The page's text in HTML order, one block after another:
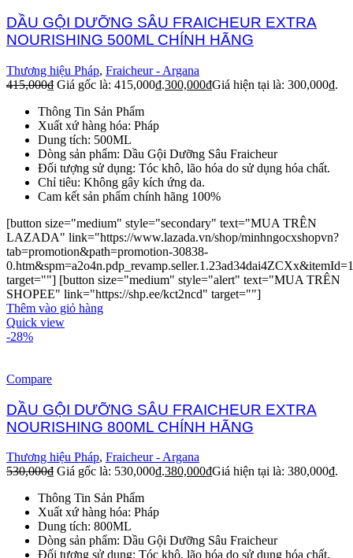
DẦU GỘI DƯỠNG SÂU FRAICHEUR EXTRA
NOURISHING 500ML CHÍNH HÃNG
Thương hiệu Pháp, Fraicheur - Argana
415,000₫ Giá gốc là: 415,000₫.300,000₫Giá hiện tại là: 300,000₫.
Thông Tin Sản Phẩm
Xuất xứ hàng hóa: Pháp
Dung tích: 500ML
Dòng sản phẩm: Dầu Gội Dưỡng Sâu Fraicheur
Đối tượng sử dụng: Tóc khô, lão hóa do sử dụng hóa chất.
Chỉ tiêu: Không gây kích ứng da.
Cam kết sản phẩm chính hãng 100%
[button size="medium" style="secondary" text="MUA TRÊN
LAZADA" link="https://www.lazada.vn/shop/minhngocxshopvn?
tab=promotion&path=promotion-30838-
target=""] [button size="medium" style="alert" text="MUA TRÊN
SHOPEE" link="https://shp.ee/kct2ncd" target=""]
Thêm vào giỏ hàng
Quick view
-28%
Compare
DẦU GỘI DƯỠNG SÂU FRAICHEUR EXTRA
NOURISHING 800ML CHÍNH HÃNG
Thương hiệu Pháp, Fraicheur - Argana
530,000₫ Giá gốc là: 530,000₫.380,000₫Giá hiện tại là: 380,000₫.
Thông Tin Sản Phẩm
Xuất xứ hàng hóa: Pháp
Dung tích: 800ML
Dòng sản phẩm: Dầu Gội Dưỡng Sâu Fraicheur
Đối tượng sử dụng: Tóc khô, lão hóa do sử dụng hóa chất.